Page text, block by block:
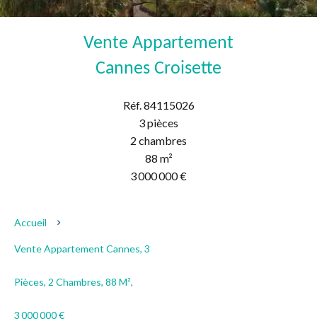
Vente Appartement
Cannes Croisette
Réf. 84115026
3 pièces
2 chambres
88 m²
3 000 000 €
Accueil
Vente Appartement Cannes, 3
Pièces, 2 Chambres, 88 M²,
3 000 000 €